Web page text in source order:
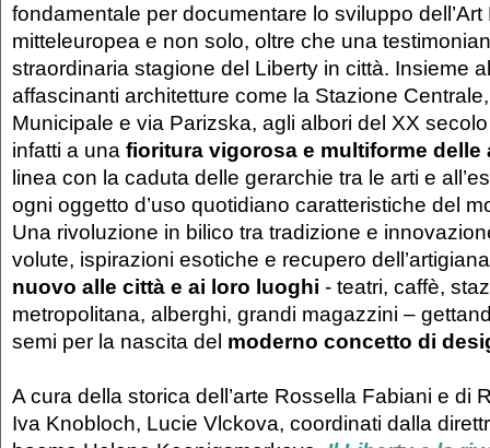
fondamentale per documentare lo sviluppo
mitteleuropea e non solo, oltre che una
straordinaria stagione del Liberty in città. Insieme
affascinanti architetture come la Stazione
Municipale e via Parizska, agli albori del XX
infatti a una fioritura vigorosa e multiforme delle
linea con la caduta delle gerarchie tra le arti e
ogni oggetto d’uso quotidiano caratteristiche del
Una rivoluzione in bilico tra tradizione e
volute, ispirazioni esotiche e recupero
nuovo alle città e ai loro luoghi - teatri, caffè,
metropolitana, alberghi, grandi magazzini –
semi per la nascita del moderno concetto di
A cura della storica dell’arte Rossella Fabiani e di
Iva Knobloch, Lucie Vlckova, coordinati dalla